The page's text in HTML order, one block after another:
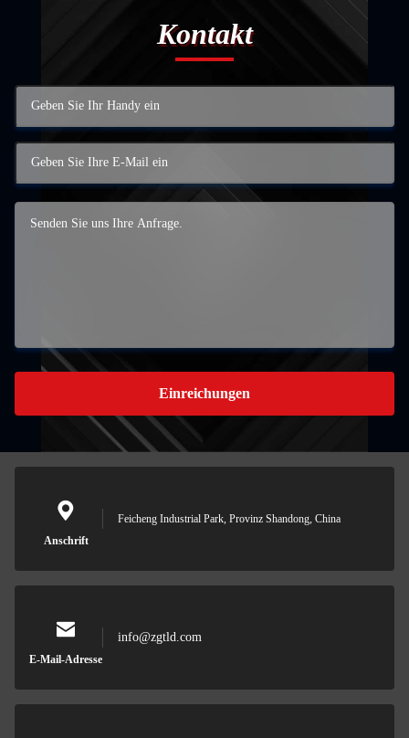
Kontakt
Einreichungen
Anschrift
Feicheng Industrial Park, Provinz Shandong, China
E-Mail-Adresse
info@zgtld.com